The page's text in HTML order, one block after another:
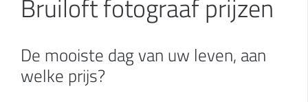
Bruiloft fotograaf prijzen
De mooiste dag van uw leven, aan
welke prijs?